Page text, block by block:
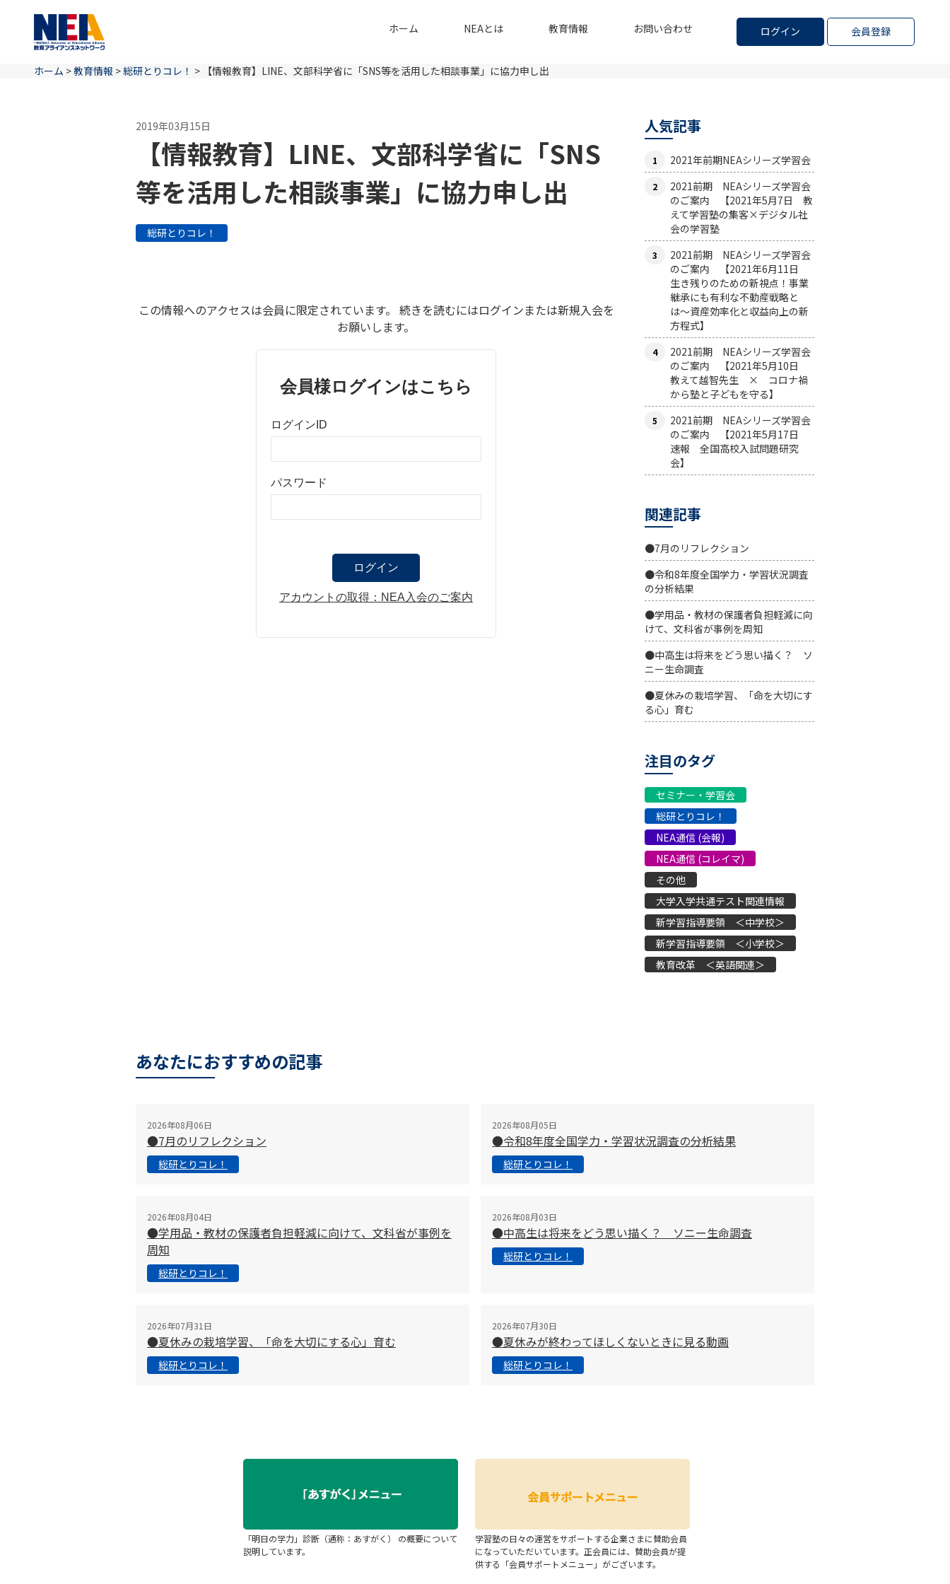
ログイン 会員登録
ホーム NEAとは 教育情報 お問い合わせ
ホーム >教育情報 >総研とりコレ！ > 【情報教育】LINE、文部科学省に「SNS等を活用した相談事業」に協力申し出
2019年03月15日
【情報教育】LINE、文部科学省に「SNS
等を活用した相談事業」に協力申し出
総研とりコレ！
この情報へのアクセスは会員に限定されています。 続きを読むにはログインまたは新規入会を
お願いします。
会員様ログインはこちら
ログインID
パスワード
アカウントの取得：NEA入会のご案内
人気記事
2021年前期NEAシリーズ学習会
2021前期 NEAシリーズ学習会
のご案内 【2021年5月7日 教
えて学習塾の集客×デジタル社
会の学習塾
2021前期 NEAシリーズ学習会
のご案内 【2021年6月11日
生き残りのための新視点！事業
継承にも有利な不動産戦略と
は〜資産効率化と収益向上の新
方程式】
2021前期 NEAシリーズ学習会
のご案内 【2021年5月10日
教えて越智先生 × コロナ禍
から塾と子どもを守る】
2021前期 NEAシリーズ学習会
のご案内 【2021年5月17日
速報 全国高校入試問題研究
会】
関連記事
●7月のリフレクション
●令和8年度全国学力・学習状況調査
の分析結果
●学用品・教材の保護者負担軽減に向
けて、文科省が事例を周知
●中高生は将来をどう思い描く？ ソ
ニー生命調査
●夏休みの栽培学習、「命を大切にす
る心」育む
注目のタグ
セミナー・学習会
総研とりコレ！
NEA通信 (会報)
NEA通信 (コレイマ)
その他
大学入学共通テスト関連情報
新学習指導要領 ＜中学校＞
新学習指導要領 ＜小学校＞
教育改革 ＜英語関連＞
あなたにおすすめの記事
2026年08月06日
●7月のリフレクション
総研とりコレ！
2026年08月05日
●令和8年度全国学力・学習状況調査の分析結果
総研とりコレ！
2026年08月04日
●学用品・教材の保護者負担軽減に向けて、文科省が事例を
周知
総研とりコレ！
2026年08月03日
●中高生は将来をどう思い描く？ ソニー生命調査
総研とりコレ！
2026年07月31日
●夏休みの栽培学習、「命を大切にする心」育む
総研とりコレ！
2026年07月30日
●夏休みが終わってほしくないときに見る動画
総研とりコレ！
「明日の学力」診断（通称：あすがく） の概要について
説明しています。
学習塾の日々の運営をサポートする企業さまに賛助会員
になっていただいています。正会員には、賛助会員が提
供する「会員サポートメニュー」がございます。